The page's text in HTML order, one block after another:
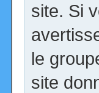
site. Si
le
site